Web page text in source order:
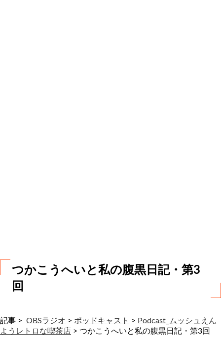
つかこうへいと私の腹黒日記・第3
回
記事 > OBSラジオ > ポッドキャスト > Podcast_ムッシュえん
ようレトロな喫茶店 > つかこうへいと私の腹黒日記・第3回